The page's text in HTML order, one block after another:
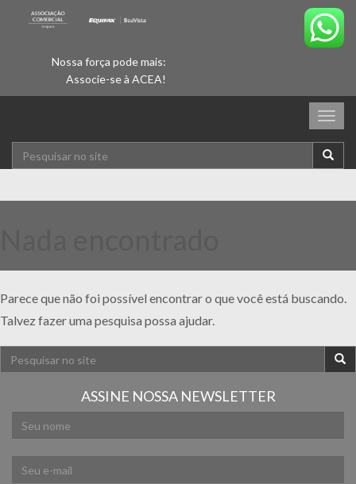
Nossa força pode mais:
Associe-se à ACEA!
Parece que não foi possível encontrar o que você está buscando.
Talvez fazer uma pesquisa possa ajudar.
ASSINE NOSSA NEWSLETTER